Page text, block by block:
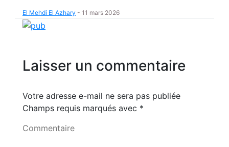
El Mehdi El Azhary - 11 mars 2026
Laisser un commentaire
Votre adresse e-mail ne sera pas publiée
Champs requis marqués avec *
Commentaire